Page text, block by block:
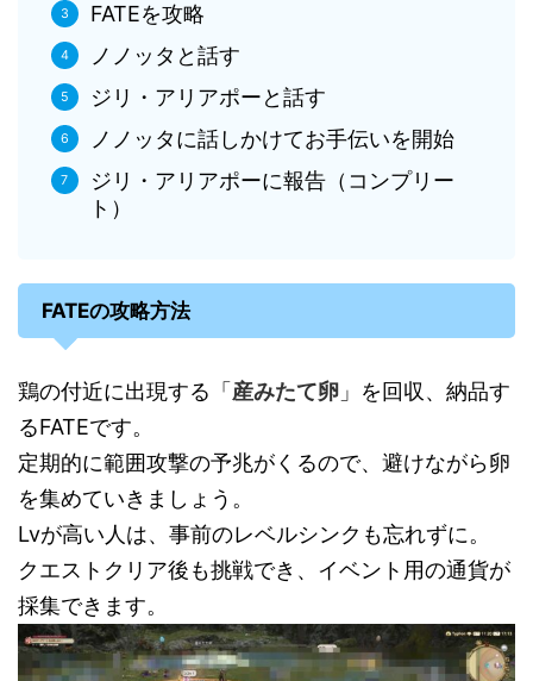
FATEを攻略
ノノッタと話す
ジリ・アリアポーと話す
ノノッタに話しかけてお手伝いを開始
ジリ・アリアポーに報告（コンプリー
ト）
FATEの攻略方法
鶏の付近に出現する「 産みたて卵 」を回収、納品す
るFATEです。
定期的に範囲攻撃の予兆がくるので、避けながら卵
を集めていきましょう。
Lvが高い人は、事前のレベルシンクも忘れずに。
クエストクリア後も挑戦でき、イベント用の通貨が
採集できます。